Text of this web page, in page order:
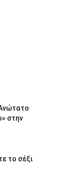
στην
το σέξι